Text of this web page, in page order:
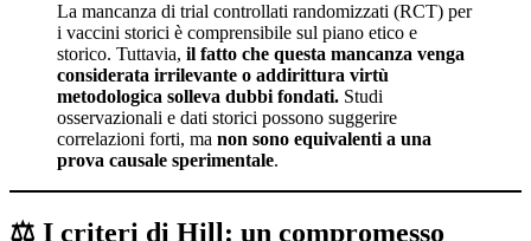
La mancanza di trial controllati randomizzati (RCT) per
i vaccini storici è comprensibile sul piano etico e
storico. Tuttavia, il fatto che questa mancanza venga
considerata irrilevante o addirittura virtù
metodologica solleva dubbi fondati. Studi
osservazionali e dati storici possono suggerire
correlazioni forti, ma non sono equivalenti a una
prova causale sperimentale.
⚖️ I criteri di Hill: un compromesso